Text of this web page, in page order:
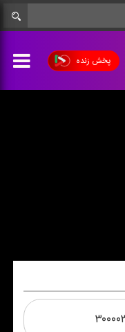
پخش زنده